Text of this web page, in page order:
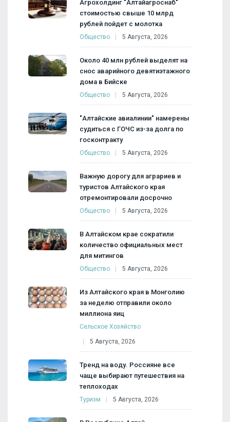
Агрохолдинг "Алтайагроснаб"
стоимостью свыше 10 млрд
рублей пойдет с молотка
Общество 5 Августа, 2026
Около 40 млн рублей выделят на
снос аварийного девятиэтажного
дома в Бийске
Общество 5 Августа, 2026
"Алтайские авиалинии" намерены
судиться с ГОЧС из-за долга по
госконтракту
Общество 5 Августа, 2026
Важную дорогу для аграриев и
туристов Алтайского края
отремонтировали досрочно
Общество 5 Августа, 2026
В Алтайском крае сократили
количество официальных мест
для митингов
Общество 5 Августа, 2026
Из Алтайского края в Монголию
за неделю отправили около
миллиона яиц
Сельское Хозяйство
5 Августа, 2026
Тренд на воду. Россияне все
чаще выбирают путешествия на
теплоходах
Туризм 5 Августа, 2026